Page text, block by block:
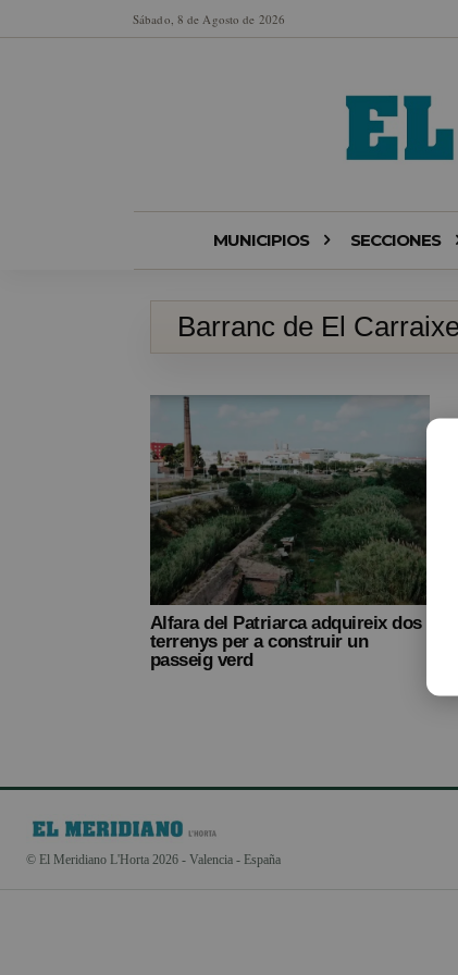
Sábado, 8 de Agosto de 2026
MUNICIPIOS SECCIONES
Barranc de El
Alfara del Patriarca adquireix dos
terrenys per a construir un
passeig verd
© El Meridiano L'Horta 2026 - Valencia - España